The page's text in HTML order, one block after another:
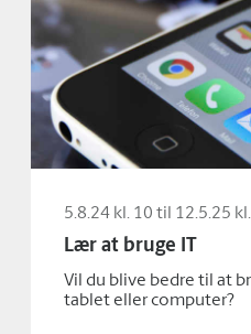
5.8.24 kl. 10 til 12.5.25
Lær at bruge IT
Vil du blive bedre til at
tablet eller computer?